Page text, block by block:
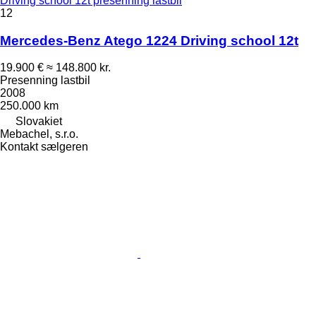
12
Mercedes-Benz Atego 1224 Driving school 12t
19.900 € ≈ 148.800 kr.
Presenning lastbil
2008
250.000 km
Slovakiet
Mebachel, s.r.o.
Kontakt sælgeren